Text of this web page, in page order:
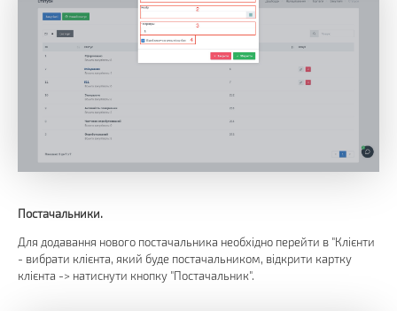
Постачальники.
Для додавання нового постачальника необхідно перейти в "Клієнти
- вибрати клієнта, який буде постачальником, відкрити картку
клієнта -> натиснути кнопку "Постачальник".